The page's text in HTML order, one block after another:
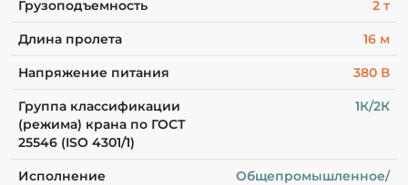
Грузоподъемность 2 т
Длина пролета 16 м
Напряжение питания 380 В
Группа классификации
(режима) крана по ГОСТ
25546 (ISO 4301/1)
1К/2К
Исполнение
Общепромышленное/